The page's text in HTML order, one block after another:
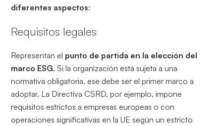
diferentes aspectos:
Requisitos legales
Representan el punto de partida en la elección del
marco ESG. Si la organización está sujeta a una
normativa obligatoria, ese debe ser el primer marco a
adoptar. La Directiva CSRD, por ejemplo, impone
requisitos estrictos a empresas europeas o con
operaciones significativas en la UE según un estricto